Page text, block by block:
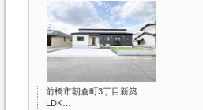
前橋市朝倉町3丁目新築
LDK…